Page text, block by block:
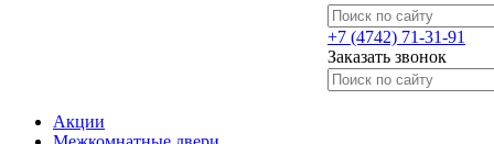
+7 (4742) 71-31-91
Заказать звонок
Акции